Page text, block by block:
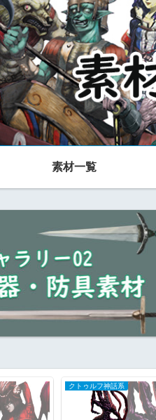
素材一覧
クトゥルフ神話系